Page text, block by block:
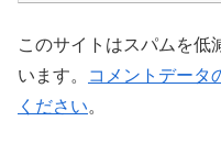
このサイトはスパムを低
います。
コメントデータ
ください。